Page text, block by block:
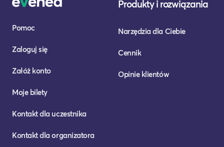
Pomoc
Zaloguj się
Załóż konto
Moje bilety
Kontakt dla uczestnika
Kontakt dla organizatora
Produkty i rozwiązania
Narzędzia dla Ciebie
Cennik
Opinie klientów